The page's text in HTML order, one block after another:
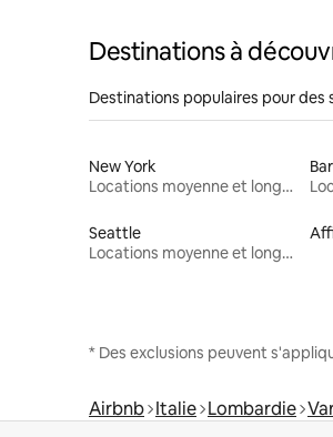
Destinations à
Destinations populaires pour des
New York
Locations moyenne et longue durée
Seattle
Locations moyenne et longue durée
* Des exclusions peuvent
Airbnb Italie Lombardie